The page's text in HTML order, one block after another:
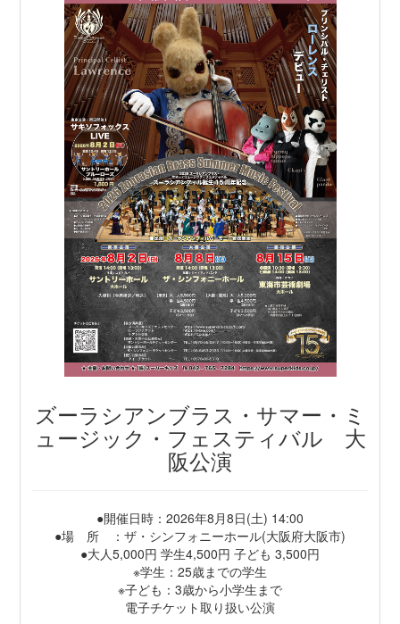
ズーラシアンブラス・サマー・ミ
ュージック・フェスティバル 大
阪公演
●開催日時：2026年8月8日(土) 14:00
●場 所 ：ザ・シンフォニーホール(大阪府大阪市)
●大人5,000円 学生4,500円 子ども 3,500円
※学生：25歳までの学生
※子ども：3歳から小学生まで
電子チケット取り扱い公演